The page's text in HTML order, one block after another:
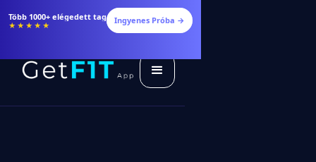
Több 1000+ elégedett tag
★★★★★ Ingyenes Próba →